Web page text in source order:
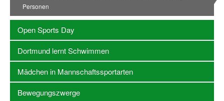
Termine
Sportabzeichen
Downloadbereich
Newsletter Anmeldung
Personen
Open Sports Day
Dortmund lernt Schwimmen
Mädchen in Mannschaftssportarten
Bewegungszwerge